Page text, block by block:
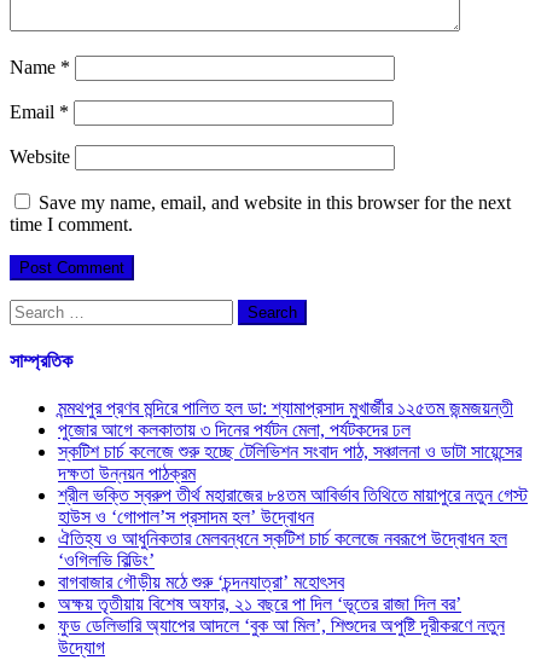
Name *
Email *
Website
Save my name, email, and website in this browser for the next
time I comment.
Search
for:
সাম্প্রতিক
মন্মথপুর প্রণব মন্দিরে পালিত হল ডা: শ্যামাপ্রসাদ মুখার্জীর ১২৫তম জন্মজয়ন্তী
পুজোর আগে কলকাতায় ৩ দিনের পর্যটন মেলা, পর্যটকদের ঢল
স্কটিশ চার্চ কলেজে শুরু হচ্ছে টেলিভিশন সংবাদ পাঠ, সঞ্চালনা ও ডাটা সায়েন্সের
দক্ষতা উন্নয়ন পাঠক্রম
শ্রীল ভক্তি স্বরুপ তীর্থ মহারাজের ৮৪তম আবির্ভাব তিথিতে মায়াপুরে নতুন গেস্ট
হাউস ও ‘গোপাল’স প্রসাদম হল’ উদ্বোধন
ঐতিহ্য ও আধুনিকতার মেলবন্ধনে স্কটিশ চার্চ কলেজে নবরূপে উদ্বোধন হল
‘ওগিলভি বিল্ডিং’
বাগবাজার গৌড়ীয় মঠে শুরু ‘চন্দনযাত্রা’ মহোৎসব
অক্ষয় তৃতীয়ায় বিশেষ অফার, ২১ বছরে পা দিল ‘ভূতের রাজা দিল বর’
ফুড ডেলিভারি অ্যাপের আদলে ‘বুক আ মিল’, শিশুদের অপুষ্টি দূরীকরণে নতুন
উদ্যোগ